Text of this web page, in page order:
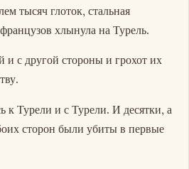
тысяч глоток, стальная
хлынула на Турель.
и с другой стороны и грохот их
к Турели и с Турели. И десятки, а
сторон были убиты в первые